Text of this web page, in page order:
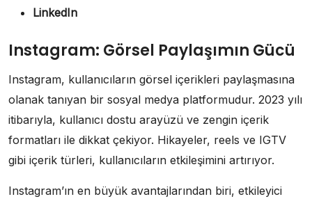
LinkedIn
Instagram: Görsel Paylaşımın Gücü
Instagram, kullanıcıların görsel içerikleri paylaşmasına
olanak tanıyan bir sosyal medya platformudur. 2023 yılı
itibarıyla, kullanıcı dostu arayüzü ve zengin içerik
formatları ile dikkat çekiyor. Hikayeler, reels ve IGTV
gibi içerik türleri, kullanıcıların etkileşimini artırıyor.
Instagram’ın en büyük avantajlarından biri, etkileyici